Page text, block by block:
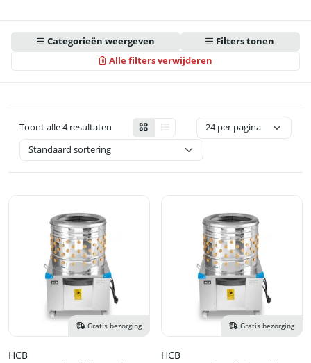
Categorieën weergeven
Alle filters verwijderen
Filters tonen
Toont alle 4 resultaten
Gratis bezorging
HCB
Gratis bezorging
HCB